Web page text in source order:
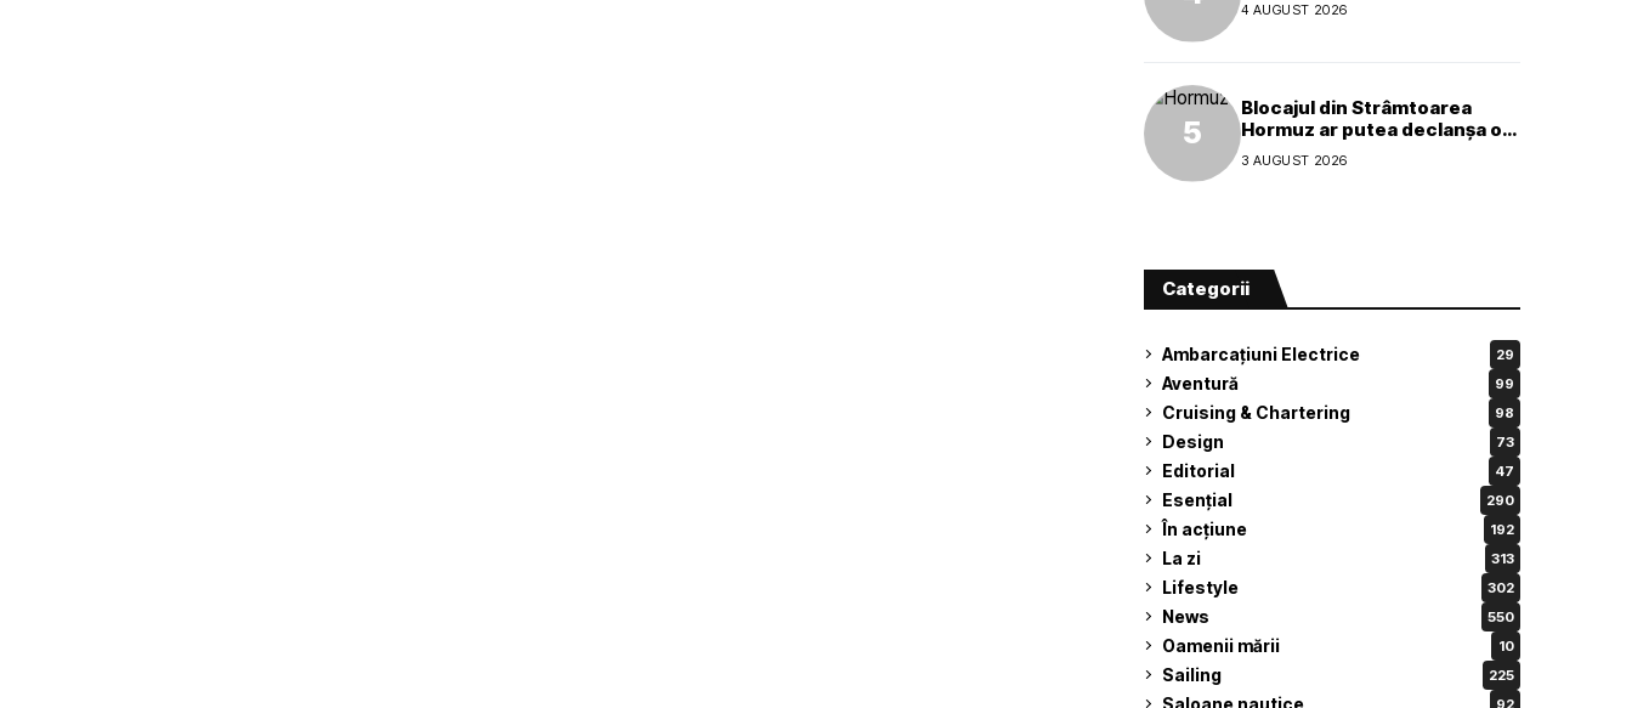
4 AUGUST 2026
Blocajul din Strâmtoarea
Hormuz ar putea declanșa o
criză ecologică globală
3 AUGUST 2026
Categorii
Ambarcațiuni Electrice 29
Aventură 99
Cruising & Chartering 98
Design 73
Editorial 47
Esențial 290
În acțiune 192
La zi 313
Lifestyle 302
News 550
Oamenii mării 10
Sailing 225
Saloane nautice 92